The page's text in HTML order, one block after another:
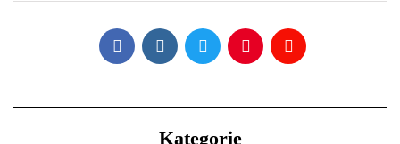
Kategorie